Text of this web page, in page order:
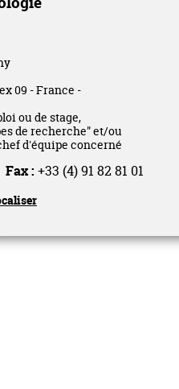
09 - France -
ou de stage,
de recherche" et/ou
d'équipe concerné
Fax : +33 (4) 91 82 81 01